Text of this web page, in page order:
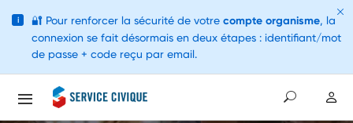
i 🔐 Pour renforcer la sécurité de votre compte organisme, la
connexion se fait désormais en deux étapes : identifiant/mot
de passe + code reçu par email.